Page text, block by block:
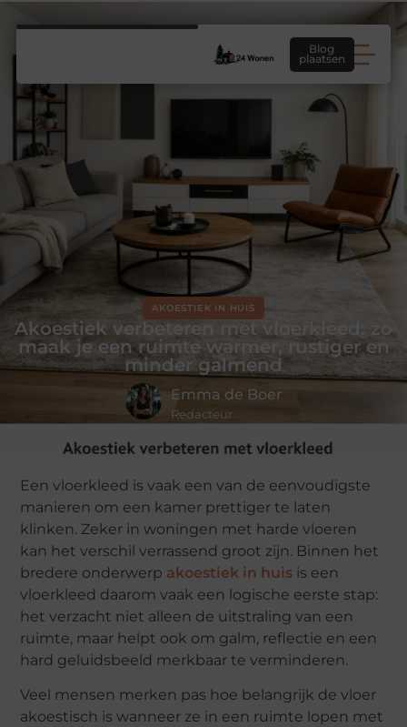
Blog
plaatsen
AKOESTIEK IN HUIS
Akoestiek verbeteren met vloerkleed: zo
maak je een ruimte warmer, rustiger en
minder galmend
Emma de Boer
Redacteur
Een vloerkleed is vaak een van de eenvoudigste
manieren om een kamer prettiger te laten
klinken. Zeker in woningen met harde vloeren
kan het verschil verrassend groot zijn. Binnen het
bredere onderwerp akoestiek in huis is een
vloerkleed daarom vaak een logische eerste stap:
het verzacht niet alleen de uitstraling van een
ruimte, maar helpt ook om galm, reflectie en een
hard geluidsbeeld merkbaar te verminderen.
Veel mensen merken pas hoe belangrijk de vloer
akoestisch is wanneer ze in een ruimte lopen met